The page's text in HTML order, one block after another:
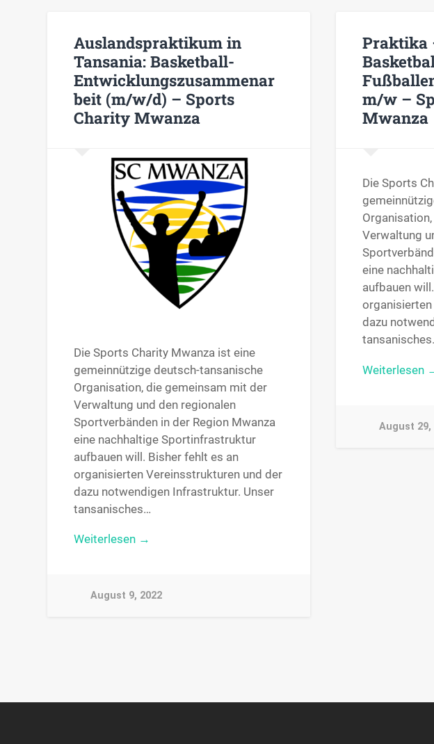
Auslandspraktikum in
Tansania: Basketball-
Entwicklungszusammenar
beit (m/w/d) – Sports
Charity Mwanza
Die Sports Charity Mwanza ist eine
gemeinnützige deutsch-tansanische
Organisation, die gemeinsam mit der
Verwaltung und den regionalen
Sportverbänden in der Region Mwanza
eine nachhaltige Sportinfrastruktur
aufbauen will. Bisher fehlt es an
organisierten Vereinsstrukturen und der
dazu notwendigen Infrastruktur. Unser
tansanisches…
Weiterlesen →
August 9, 2022
Praktika
m/w –
Mwanza
Die Sports
Verwaltung
eine
aufbauen
dazu
Weiterlesen
August 29,